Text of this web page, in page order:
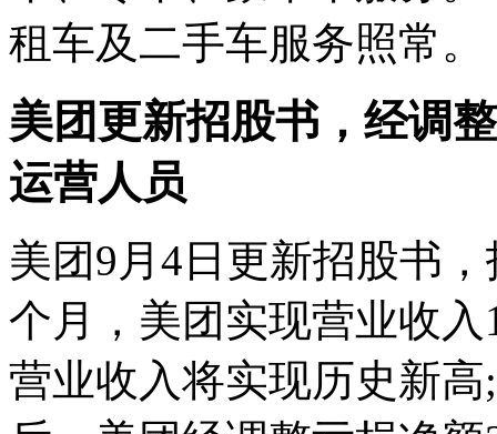
租车及二手车服务照常。
美团更新招股书，经调
运营人员
美团9月4日更新招股书
个月，美团实现营业收入
营业收入将实现历史新